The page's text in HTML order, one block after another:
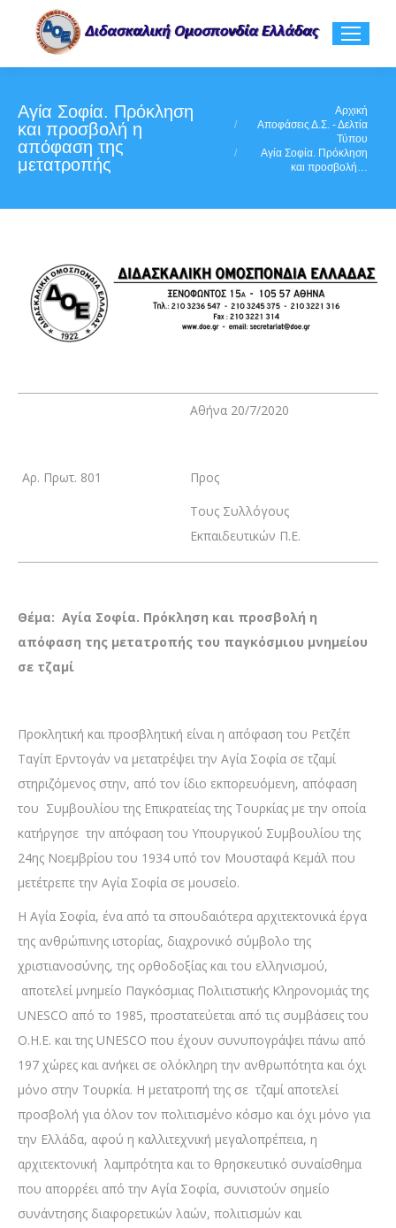
Αγία Σοφία. Πρόκληση
και προσβολή η
απόφαση της
μετατροπής
Αρχική
Αποφάσεις Δ.Σ. - Δελτία
Τύπου
Αγία Σοφία. Πρόκληση
και προσβολή…
Αρ. Πρωτ. 801
Αθήνα 20/7/2020
Προς
Τους Συλλόγους
Εκπαιδευτικών Π.Ε.
Θέμα: Αγία Σοφία. Πρόκληση και προσβολή η
απόφαση της μετατροπής του παγκόσμιου μνημείου
σε τζαμί
Προκλητική και προσβλητική είναι η απόφαση του Ρετζέπ
Ταγίπ Ερντογάν να μετατρέψει την Αγία Σοφία σε τζαμί
στηριζόμενος στην, από τον ίδιο εκπορευόμενη, απόφαση
του Συμβουλίου της Επικρατείας της Τουρκίας με την οποία
κατήργησε την απόφαση του Υπουργικού Συμβουλίου της
24ης Νοεμβρίου του 1934 υπό τον Μουσταφά Κεμάλ που
μετέτρεπε την Αγία Σοφία σε μουσείο.
Η Αγία Σοφία, ένα από τα σπουδαιότερα αρχιτεκτονικά έργα
της ανθρώπινης ιστορίας, διαχρονικό σύμβολο της
χριστιανοσύνης, της ορθοδοξίας και του ελληνισμού,
αποτελεί μνημείο Παγκόσμιας Πολιτιστικής Κληρονομιάς της
UNESCO από το 1985, προστατεύεται από τις συμβάσεις του
Ο.Η.Ε. και της UNESCO που έχουν συνυπογράψει πάνω από
197 χώρες και ανήκει σε ολόκληρη την ανθρωπότητα και όχι
μόνο στην Τουρκία. Η μετατροπή της σε τζαμί αποτελεί
προσβολή για όλον τον πολιτισμένο κόσμο και όχι μόνο για
την Ελλάδα, αφού η καλλιτεχνική μεγαλοπρέπεια, η
αρχιτεκτονική λαμπρότητα και το θρησκευτικό συναίσθημα
που απορρέει από την Αγία Σοφία, συνιστούν σημείο
συνάντησης διαφορετικών λαών, πολιτισμών και